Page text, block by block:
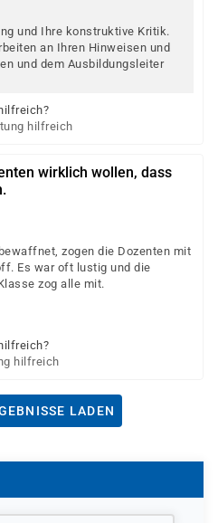
und Ihre konstruktive Kritik.
an Ihren Hinweisen und
und dem Ausbildungsleiter
hilfreich
wirklich wollen, dass
zogen die Dozenten mit
Es war oft lustig und die
zog alle mit.
hilfreich
LADEN